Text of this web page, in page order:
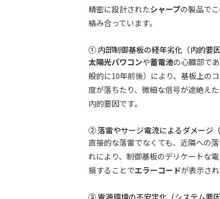
精密に設計されたシャープの製品で
絡み合っています。
① 内部制御基板の経年劣化（内的要因
太陽光パワコンや蓄電池の心臓部で
般的に10年前後）により、基板上の
度が落ちたり、微細な信号が途絶え
内的要因です。
② 落雷やサージ電流によるダメージ（
直接的な落雷でなくても、近隣への
れにより、制御基板のデリケートな
損することでエラーコードが表示さ
③ 電源環境の不安定化（システム要因